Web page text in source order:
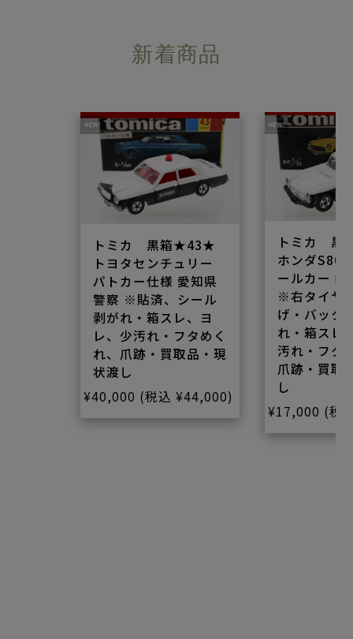
新着商品
トミカ 黒箱★43★
トヨタセンチュリー
パトカー仕様 愛知県
警察 ※貼済、シール
剥がれ・箱スレ、ヨ
レ、少汚れ・フタめく
れ、爪跡・買取品・現
状渡し
¥40,000 (税込 ¥44,000)
トミカ 黒
ホンダ
ールカー 岐
※右タイヤ上
げ・バックド
れ・箱スレ、
汚れ・フタ少
爪跡・買取品
¥17,000 (税込